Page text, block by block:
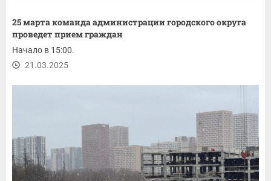
25 марта команда администрации городского округа
проведет прием граждан
Начало в 15:00.
21.03.2025